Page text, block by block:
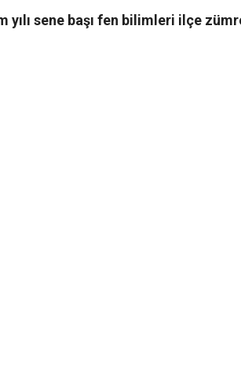
yılı sene başı fen bilimleri ilçe